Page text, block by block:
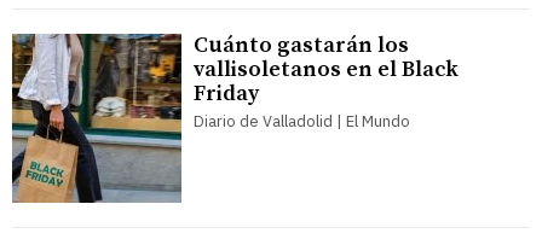
Cuánto gastarán los
vallisoletanos en el Black
Friday
Diario de Valladolid | El Mundo